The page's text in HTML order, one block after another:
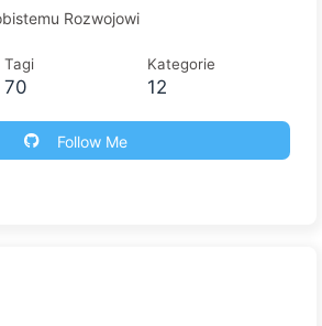
Rozwojowi
Tagi
70
Kategorie
12
Follow Me